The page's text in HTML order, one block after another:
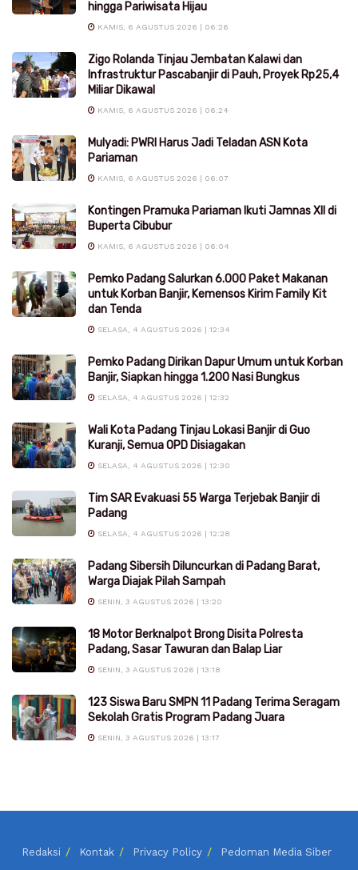
hingga Pariwisata Hijau
KAMIS, 6 AGUSTUS 2026 | 06:26
Zigo Rolanda Tinjau Jembatan Kalawi dan
Infrastruktur Pascabanjir di Pauh, Proyek Rp25,4
Miliar Dikawal
KAMIS, 6 AGUSTUS 2026 | 06:24
Mulyadi: PWRI Harus Jadi Teladan ASN Kota
Pariaman
KAMIS, 6 AGUSTUS 2026 | 06:07
Kontingen Pramuka Pariaman Ikuti Jamnas XII di
Buperta Cibubur
KAMIS, 6 AGUSTUS 2026 | 06:04
Pemko Padang Salurkan 6.000 Paket Makanan
untuk Korban Banjir, Kemensos Kirim Family Kit
dan Tenda
SELASA, 4 AGUSTUS 2026 | 12:34
Pemko Padang Dirikan Dapur Umum untuk Korban
Banjir, Siapkan hingga 1.200 Nasi Bungkus
SELASA, 4 AGUSTUS 2026 | 12:32
Wali Kota Padang Tinjau Lokasi Banjir di Guo
Kuranji, Semua OPD Disiagakan
SELASA, 4 AGUSTUS 2026 | 12:30
Tim SAR Evakuasi 55 Warga Terjebak Banjir di
Padang
SELASA, 4 AGUSTUS 2026 | 12:28
Padang Sibersih Diluncurkan di Padang Barat,
Warga Diajak Pilah Sampah
SENIN, 3 AGUSTUS 2026 | 13:20
18 Motor Berknalpot Brong Disita Polresta
Padang, Sasar Tawuran dan Balap Liar
SENIN, 3 AGUSTUS 2026 | 13:18
123 Siswa Baru SMPN 11 Padang Terima Seragam
Sekolah Gratis Program Padang Juara
SENIN, 3 AGUSTUS 2026 | 13:17
Redaksi Kontak Privacy Policy Pedoman Media Siber